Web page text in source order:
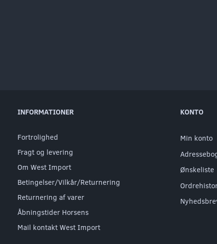
INFORMATIONER
Fortrolighed
Fragt og levering
Om West Import
Betingelser/Vilkår/Returnering
Returnering af varer
Åbningstider Horsens
Mail kontakt West Import
KONTO
Min konto
Ønskeliste